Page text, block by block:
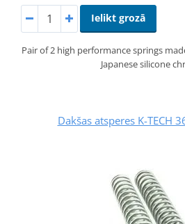
Ielikt grozā
Pair of 2 high performance springs
Japanese silicone
Dakšas atsperes K-TECH